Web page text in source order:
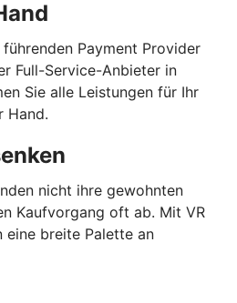
Payment Provider
Full-Service-Anbieter in
Sie alle Leistungen für Ihr
Hand.
nicht ihre gewohnten
Kaufvorgang oft ab. Mit VR
eine breite Palette an